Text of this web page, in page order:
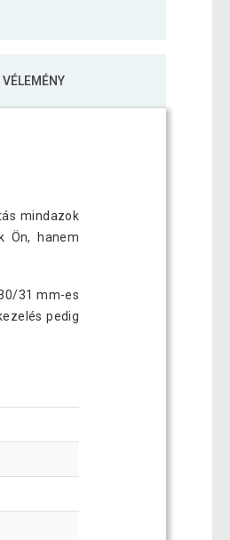
VÉLEMÉNY
mindazok
Ön, hanem
31 mm-es
pedig